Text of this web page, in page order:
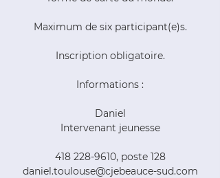
Maximum de six participant(e)s.
Inscription obligatoire.
Informations :
Daniel
Intervenant jeunesse
418 228-9610, poste 128
daniel.toulouse@cjebeauce-sud.com